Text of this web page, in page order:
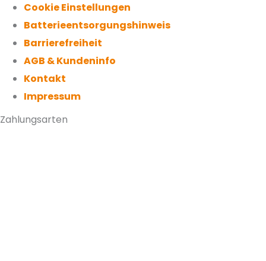
Cookie Einstellungen
Batterieentsorgungshinweis
Barrierefreiheit
AGB & Kundeninfo
Kontakt
Impressum
Zahlungsarten